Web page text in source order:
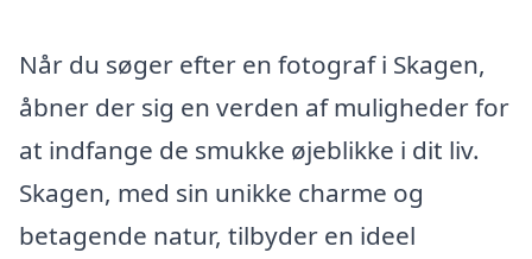
Når du søger efter en fotograf i Skagen,
åbner der sig en verden af muligheder for
at indfange de smukke øjeblikke i dit liv.
Skagen, med sin unikke charme og
betagende natur, tilbyder en ideel